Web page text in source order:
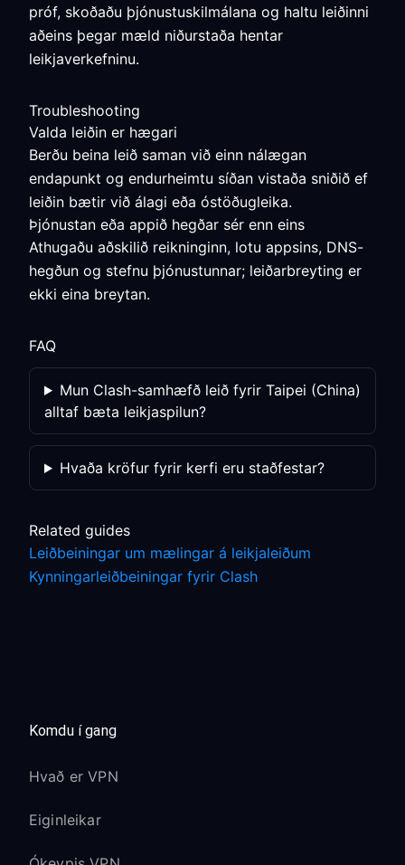
próf, skoðaðu þjónustuskilmálana og haltu leiðinni
aðeins þegar mæld niðurstaða hentar
leikjaverkefninu.
Troubleshooting
Valda leiðin er hægari
Berðu beina leið saman við einn nálægan
endapunkt og endurheimtu síðan vistaða sniðið ef
leiðin bætir við álagi eða óstöðugleika.
Þjónustan eða appið hegðar sér enn eins
Athugaðu aðskilið reikninginn, lotu appsins, DNS-
hegðun og stefnu þjónustunnar; leiðarbreyting er
ekki eina breytan.
FAQ
Mun Clash-samhæfð leið fyrir Taipei (China)
alltaf bæta leikjaspilun?
Hvaða kröfur fyrir kerfi eru staðfestar?
Related guides
Leiðbeiningar um mælingar á leikjaleiðum
Kynningarleiðbeiningar fyrir Clash
Komdu í gang
Hvað er VPN
Eiginleikar